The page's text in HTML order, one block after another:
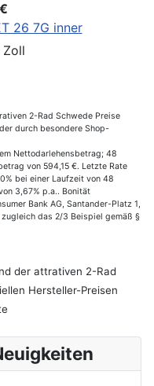
26 7G inner
Zoll
2-Rad Schwede Preise
durch besondere Shop-
Nettodarlehensbetrag; 48
von 594,15 €. Letzte Rate
bei einer Laufzeit von 48
3,67% p.a.. Bonität
Bank AG, Santander-Platz 1,
das 2/3 Beispiel gemäß §
der attrativen 2-Rad
Hersteller-Preisen